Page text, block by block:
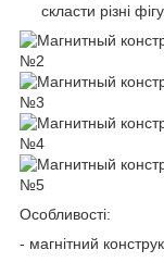
скласти різні
Особливості:
- магнітний